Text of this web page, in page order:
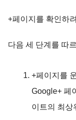
+페이지를 확인하
다음 세 단계를 따
+페이지를
Google+ 페
이트의 최상